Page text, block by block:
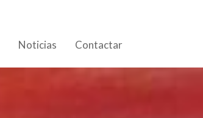
Noticias Contactar